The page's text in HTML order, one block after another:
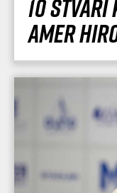
10 stvari
Amer